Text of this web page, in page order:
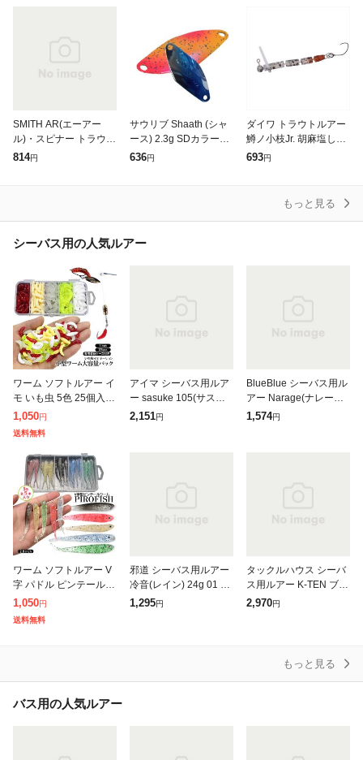
SMITH AR(エーアー
ル)・スピナー トラウト
814円
サウリブ Shaath (シャ
ース) 2.3g SDカラー
(スプーン トラウトルア
636円
ダイワ トラウトルアー
鱒ノ小枝Jr. 胡麻塩しょ
うゆ
693円
もっと見る
シーバス用の人気ルアー
ワーム ソフトルアー イ
モ いも虫 5色 25個入り
1インチ 1inch 小さい
一口サイズ 夜光 グロー
ケース付き 釣り
1,050円
送料無料
アイマ シーバス用ルア
ー sasuke 105(サスケ 1
05) 105mm #SKF105-1
2,151円
BlueBlue シーバス用ル
アー Narage(ナレージ)
50mm #17 イガイブラ
1,574円
ワーム ソフトルアー V
字 パドル ピンテール 2.
8インチ 5色 25個セッ
ト ケース付き 釣り ル
アー 小魚 微波動 ソル
1,050円
送料無料
邪道 シーバス用ルアー
冷音(レイン) 24g 01 メ
ッキイワシ
1,295円
タックルハウス シーバ
ス用ルアー K-TEN ブル
ーオーシャン シンキン
2,970円
もっと見る
バス用の人気ルアー